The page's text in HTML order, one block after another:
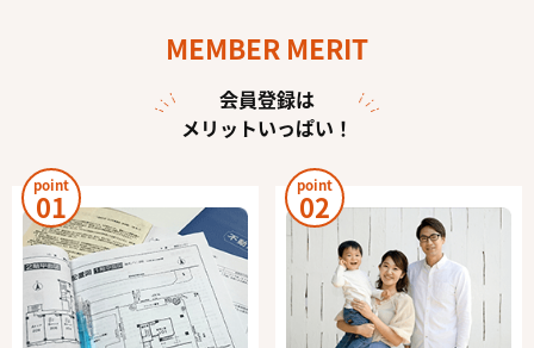
MEMBER MERIT
会員登録は
メリットいっぱい！
point
01
point
02